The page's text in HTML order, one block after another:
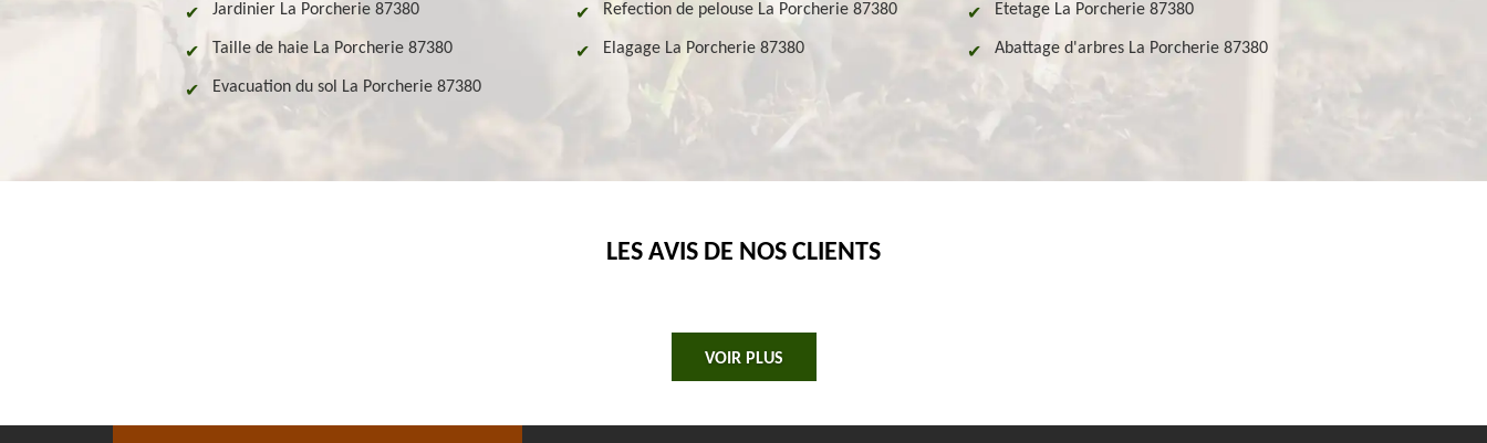
Jardinier La Porcherie 87380 Refection de pelouse La Porcherie 87380 Etetage La Porcherie 87380
Taille de haie La Porcherie 87380 Elagage La Porcherie 87380 Abattage d'arbres La Porcherie 87380
Evacuation du sol La Porcherie 87380
LES AVIS DE NOS CLIENTS
VOIR PLUS